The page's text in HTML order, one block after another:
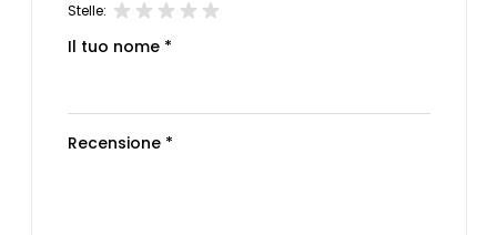
Stelle:
Il tuo nome *
Recensione *